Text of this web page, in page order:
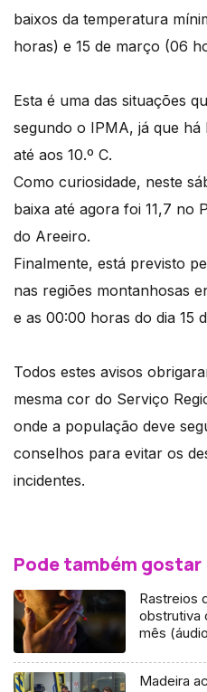
baixos da temperatura
horas) e 15 de março (06
Esta é uma das situações
segundo o IPMA, já que
até aos 10.º C.
Como curiosidade, neste
baixa até agora foi 11,7 no
do Areeiro.
Finalmente, está previsto
nas regiões montanhosas
e as 00:00 horas do dia 15
Todos estes avisos
mesma cor do Serviço
onde a população deve
conselhos para evitar os
incidentes.
Pode também gostar
Rastreios
obstrutiva
mês
Madeira